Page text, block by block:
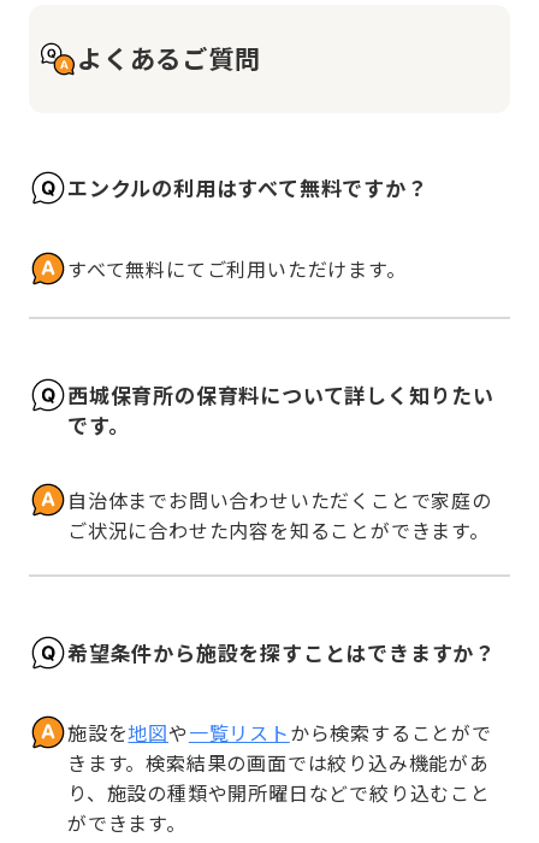
よくあるご質問
エンクルの利用はすべて無料ですか？
すべて無料にてご利用いただけます。
西城保育所の保育料について詳しく知りたい
です。
自治体までお問い合わせいただくことで家庭の
ご状況に合わせた内容を知ることができます。
希望条件から施設を探すことはできますか？
施設を地図や一覧リストから検索することがで
きます。検索結果の画面では絞り込み機能があ
り、施設の種類や開所曜日などで絞り込むこと
ができます。